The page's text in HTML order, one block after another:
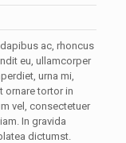
ac, rhoncus
eu, ullamcorper
urna mi,
ornare tortor in
vel, consectetuer
In gravida
dictumst.